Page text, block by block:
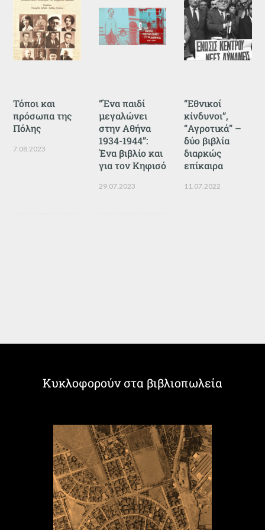
Τόποι και
πρόσωπα της
Πόλης
7.08.2023
“Ένα παιδί
μεγαλώνει
στην Αθήνα
1934-1944”:
Ένα βιβλίο και
για τον Κηφισό
29.07.2023
“Εθνικοί
κίνδυνοι”,
“Αγροτικά” –
δύο βιβλία
διαρκώς
επίκαιρα
11.07.2022
Κυκλοφορούν στα βιβλιοπωλεία